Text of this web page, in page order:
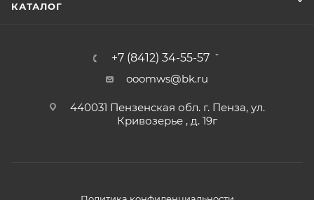
КАТАЛОГ
+7 (8412) 34-55-57
ooomws@bk.ru
440031 Пензенская обл. г. Пенза, ул.
Кривозерье , д. 19г